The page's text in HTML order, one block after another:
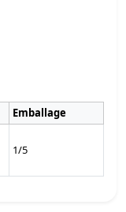
Emballage
1/5